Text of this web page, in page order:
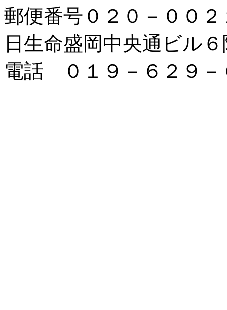
郵便番号０２０－００
日生命盛岡中央通ビル
電話 ０１９－６２９－